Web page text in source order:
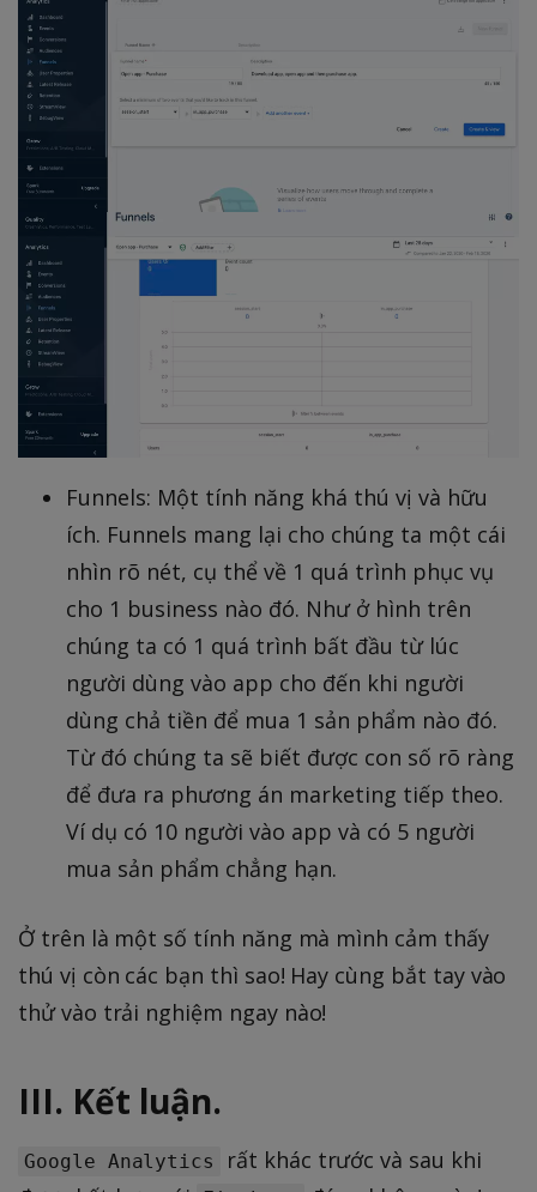
Funnels: Một tính năng khá thú vị và hữu
ích. Funnels mang lại cho chúng ta một cái
nhìn rõ nét, cụ thể về 1 quá trình phục vụ
cho 1 business nào đó. Như ở hình trên
chúng ta có 1 quá trình bất đầu từ lúc
người dùng vào app cho đến khi người
dùng chả tiền để mua 1 sản phẩm nào đó.
Từ đó chúng ta sẽ biết được con số rõ ràng
để đưa ra phương án marketing tiếp theo.
Ví dụ có 10 người vào app và có 5 người
mua sản phẩm chẳng hạn.
Ở trên là một số tính năng mà mình cảm thấy
thú vị còn các bạn thì sao! Hay cùng bắt tay vào
thử vào trải nghiệm ngay nào!
III. Kết luận.
Google Analytics
rất khác trước và sau khi